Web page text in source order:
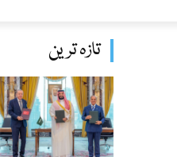
تازہ ترین